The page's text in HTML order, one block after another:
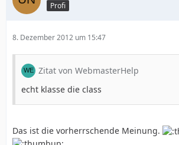
Profi
8. Dezember 2012 um 15:47
Zitat von WebmasterHelp
echt klasse die class
Das ist die vorherrschende Meinung.